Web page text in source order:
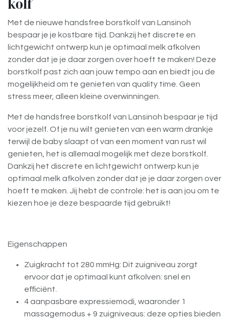
kolf
Met de nieuwe handsfree borstkolf van Lansinoh
bespaar je je kostbare tijd. Dankzij het discrete en
lichtgewicht ontwerp kun je optimaal melk afkolven
zonder dat je je daar zorgen over hoeft te maken! Deze
borstkolf past zich aan jouw tempo aan en biedt jou de
mogelijkheid om te genieten van quality time. Geen
stress meer, alleen kleine overwinningen.
Met de handsfree borstkolf van Lansinoh bespaar je tijd
voor jezelf. Of je nu wilt genieten van een warm drankje
terwijl de baby slaapt of van een moment van rust wil
genieten, het is allemaal mogelijk met deze borstkolf.
Dankzij het discrete en lichtgewicht ontwerp kun je
optimaal melk afkolven zonder dat je je daar zorgen over
hoeft te maken. Jij hebt de controle: het is aan jou om te
kiezen hoe je deze bespaarde tijd gebruikt!
Eigenschappen
Zuigkracht tot 280 mmHg: Dit zuigniveau zorgt
ervoor dat je optimaal kunt afkolven: snel en
efficiënt.
4 aanpasbare expressiemodi, waaronder 1
massagemodus + 9 zuigniveaus: deze opties bieden